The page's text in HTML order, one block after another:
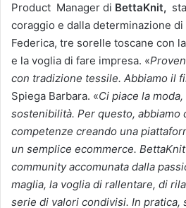
Product Manager di BettaKnit,
coraggio e dalla determinazione di
Federica, tre sorelle toscane con
e la voglia di fare impresa. «
con tradizione tessile. Abbiamo il
Spiega Barbara. «Ci piace la
sostenibilità. Per questo, abbiamo
competenze creando una
un semplice ecommerce.
community accomunata dalla
maglia, la voglia di rallentare, di
serie di valori condivisi. In pratica,